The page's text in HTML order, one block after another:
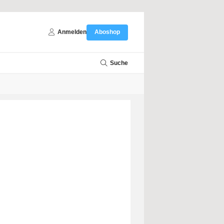
Anmelden Aboshop
Suche